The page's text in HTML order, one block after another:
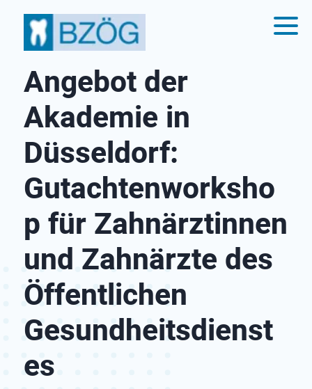
Angebot der
Akademie in
Düsseldorf:
Gutachtenworksho
p für Zahnärztinnen
und Zahnärzte des
Öffentlichen
Gesundheitsdienst
es